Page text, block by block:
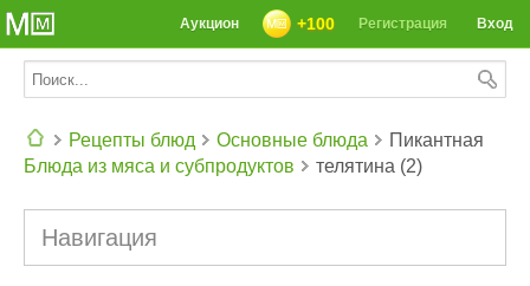
Вход
Регистрация
+100
Аукцион
Рецепты блюд
Основные блюда
Блюда из мяса и субпродуктов
Пикантная
телятина (2)
Навигация